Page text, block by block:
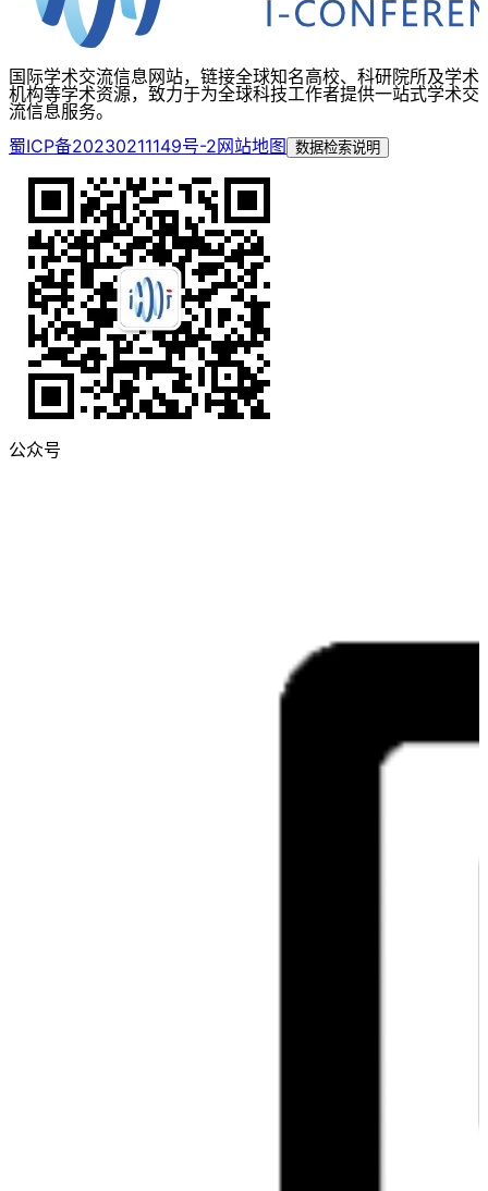
国际学术交流信息网站，链接全球知名高校、科研院所及学术
机构等学术资源，致力于为全球科技工作者提供一站式学术交
流信息服务。
蜀ICP备20230211149号-2网站地图 数据检索说明
公众号